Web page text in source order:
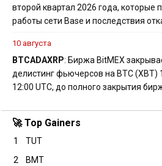
второй квартал 2026 года, которые
работы сети Base и последствия
10 августа
BTCADAXRP: Биржа BitMEX
делистинг фьючерсов на BTC (XBT)
12:00 UTC, до полного закрытия
🚀 Top Gainers
1 TUT
2
BMT